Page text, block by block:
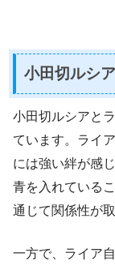
小田切ルシ
小田切ルシアと
ています。ライ
には強い絆が感
青を入れている
通じて関係性が
一方で、ライア